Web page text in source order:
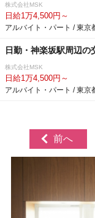
株式会社MSK
日給1万4,500円～
アルバイト・パート / 東京
日勤・神楽坂駅周辺
株式会社MSK
日給1万4,500円～
アルバイト・パート / 東京
前へ